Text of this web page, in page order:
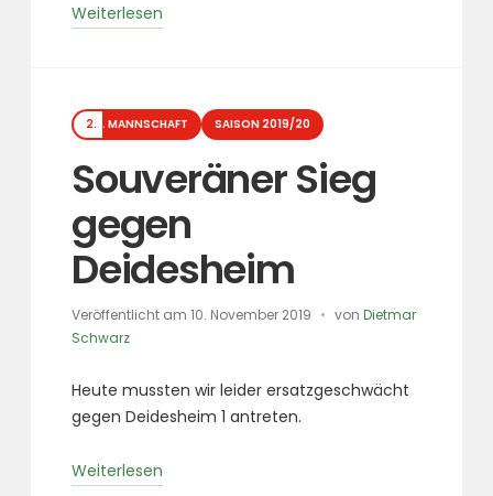
Weiterlesen
zu
stoppen“
Kategorien
2. MANNSCHAFT SAISON 2019/20
Souveräner Sieg
gegen
Deidesheim
Veröffentlicht am10. November 2019 vonDietmar
Schwarz
Heute mussten wir leider ersatzgeschwächt
gegen Deidesheim 1 antreten.
Weiterlesen